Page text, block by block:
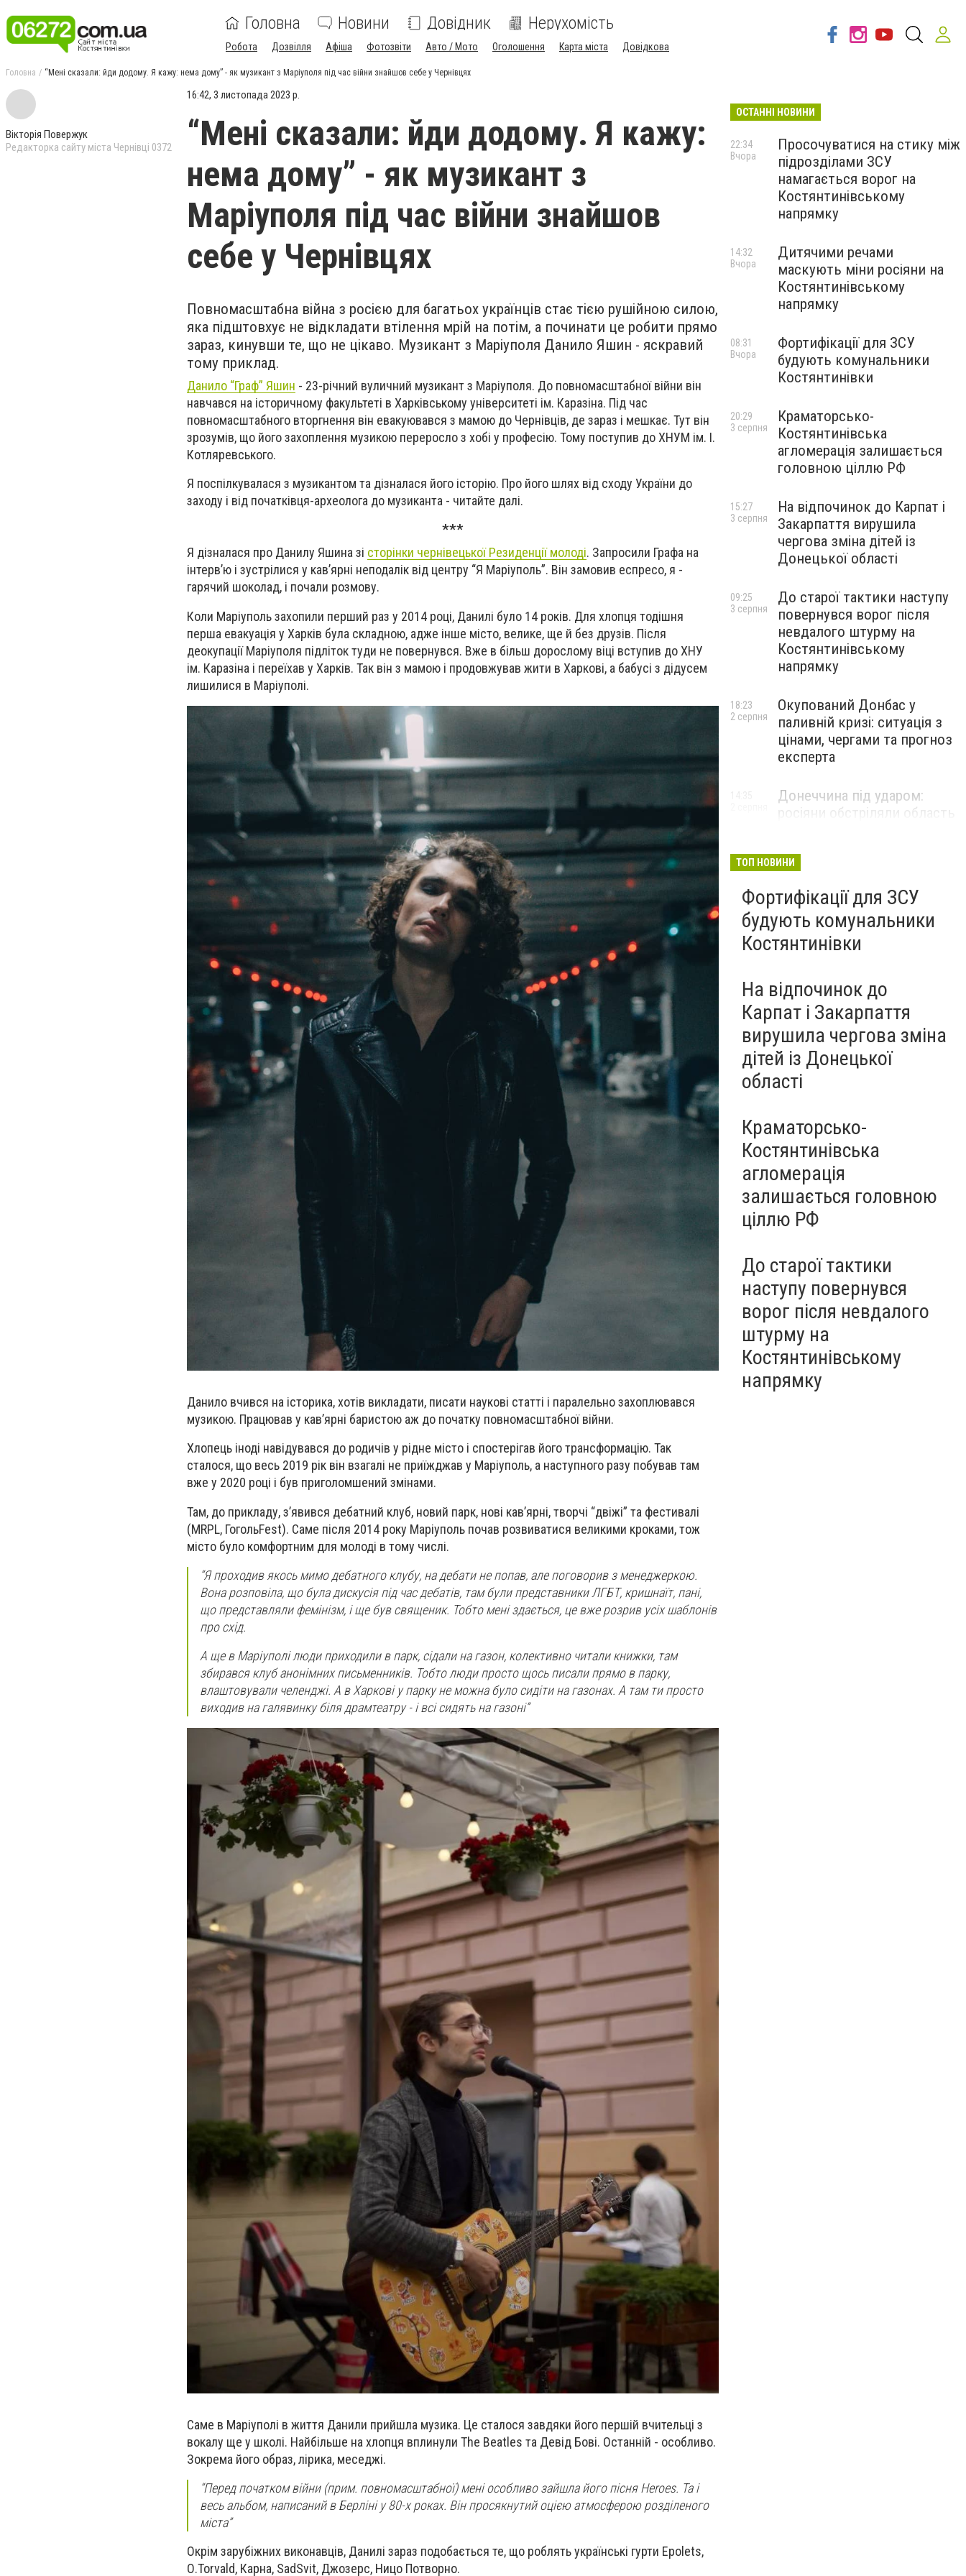
Головна Новини Довідник Нерухомість
Робота Дозвілля Афіша Фотозвіти Авто / Мото Оголошення Карта міста Довідкова
Головна “Мені сказали: йди додому. Я кажу: нема дому” - як музикант з Маріуполя під час війни знайшов себе у Чернівцях
Вікторія Повержук
Редакторка сайту міста Чернівці 0372
16:42, 3 листопада 2023 р.
“Мені сказали: йди додому. Я кажу:
нема дому” - як музикант з
Маріуполя під час війни знайшов
себе у Чернівцях
Повномасштабна війна з росією для багатьох українців стає тією рушійною силою,
яка підштовхує не відкладати втілення мрій на потім, а починати це робити прямо
зараз, кинувши те, що не цікаво. Музикант з Маріуполя Данило Яшин - яскравий
тому приклад.
Данило “Граф” Яшин - 23-річний вуличний музикант з Маріуполя. До повномасштабної війни він
навчався на історичному факультеті в Харківському університеті ім. Каразіна. Під час
повномасштабного вторгнення він евакуювався з мамою до Чернівців, де зараз і мешкає. Тут він
зрозумів, що його захоплення музикою переросло з хобі у професію. Тому поступив до ХНУМ ім. І.
Котляревського.
Я поспілкувалася з музикантом та дізналася його історію. Про його шлях від сходу України до
заходу і від початківця-археолога до музиканта - читайте далі.
***
Я дізналася про Данилу Яшина зі сторінки чернівецької Резиденції молоді. Запросили Графа на
інтервʼю і зустрілися у кавʼярні неподалік від центру “Я Маріуполь”. Він замовив еспресо, я -
гарячий шоколад, і почали розмову.
Коли Маріуполь захопили перший раз у 2014 році, Данилі було 14 років. Для хлопця тодішня
перша евакуація у Харків була складною, адже інше місто, велике, ще й без друзів. Після
деокупації Маріуполя підліток туди не повернувся. Вже в більш дорослому віці вступив до ХНУ
ім. Каразіна і переїхав у Харків. Так він з мамою і продовжував жити в Харкові, а бабусі з дідусем
лишилися в Маріуполі.
Данило вчився на історика, хотів викладати, писати наукові статті і паралельно захоплювався
музикою. Працював у кавʼярні баристою аж до початку повномасштабної війни.
Хлопець іноді навідувався до родичів у рідне місто і спостерігав його трансформацію. Так
сталося, що весь 2019 рік він взагалі не приїжджав у Маріуполь, а наступного разу побував там
вже у 2020 році і був приголомшений змінами.
Там, до прикладу, зʼявився дебатний клуб, новий парк, нові кавʼярні, творчі “двіжі” та фестивалі
(MRPL, ГогольFest). Саме після 2014 року Маріуполь почав розвиватися великими кроками, тож
місто було комфортним для молоді в тому числі.
“Я проходив якось мимо дебатного клубу, на дебати не попав, але поговорив з менеджеркою.
Вона розповіла, що була дискусія під час дебатів, там були представники ЛГБТ, кришнаїт, пані,
що представляли фемінізм, і ще був священик. Тобто мені здається, це вже розрив усіх шаблонів
про схід.
А ще в Маріуполі люди приходили в парк, сідали на газон, колективно читали книжки, там
збирався клуб анонімних письменників. Тобто люди просто щось писали прямо в парку,
влаштовували челенджі. А в Харкові у парку не можна було сидіти на газонах. А там ти просто
виходив на галявинку біля драмтеатру - і всі сидять на газоні”
Саме в Маріуполі в життя Данили прийшла музика. Це сталося завдяки його першій вчительці з
вокалу ще у школі. Найбільше на хлопця вплинули The Beatles та Девід Бові. Останній - особливо.
Зокрема його образ, лірика, меседжі.
“Перед початком війни (прим. повномасштабної) мені особливо зайшла його пісня Heroes. Та і
весь альбом, написаний в Берліні у 80-х роках. Він просякнутий оцією атмосферою розділеного
міста”
Окрім зарубіжних виконавців, Данилі зараз подобається те, що роблять українські гурти Epolets,
О.Torvald, Карна, SadSvit, Джозерс, Ницо Потворно.
ОСТАННІ НОВИНИ
Просочуватися на стику між
підрозділами ЗСУ
намагається ворог на
Костянтинівському
напрямку
22:34
Вчора
Дитячими речами
маскують міни росіяни на
Костянтинівському
напрямку
14:32
Вчора
Фортифікації для ЗСУ
будують комунальники
Костянтинівки
08:31
Вчора
Краматорсько-
Костянтинівська
агломерація залишається
головною ціллю РФ
20:29
3 серпня
На відпочинок до Карпат і
Закарпаття вирушила
чергова зміна дітей із
Донецької області
15:27
3 серпня
До старої тактики наступу
повернувся ворог після
невдалого штурму на
Костянтинівському
напрямку
09:25
3 серпня
Окупований Донбас у
паливній кризі: ситуація з
цінами, чергами та прогноз
експерта
18:23
2 серпня
Донеччина під ударом:
росіяни обстріляли область
ТОП НОВИНИ
Фортифікації для ЗСУ
будують комунальники
Костянтинівки
На відпочинок до
Карпат і Закарпаття
вирушила чергова зміна
дітей із Донецької
області
Краматорсько-
Костянтинівська
агломерація
залишається головною
ціллю РФ
До старої тактики
наступу повернувся
ворог після невдалого
штурму на
Костянтинівському
напрямку